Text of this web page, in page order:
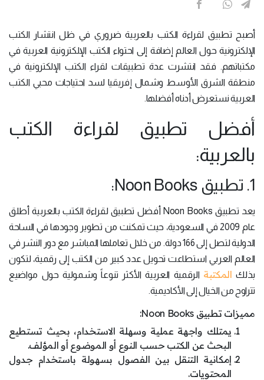
أصبح تطبيق لقراءة الكتب بالعربية ضروري في ظل انتشار الكتب
الإلكترونية حول العالم إضافة إلى احتواء الكتب الإلكترونية العربية في
مكتباتهم. فقد انتشرت عدة تطبيقات لقراء الكتب الإلكترونية في
منطقة الشرق الأوسط وشمال إفريقيا لسد احتياجات محبي الكتب
العربية نستعرض أدناه أفضلها.
أفضل تطبيق لقراءة الكتب
بالعربية:
1. تطبيق Noon Books:
يعد تطبيق Noon Books أفضل تطبيق لقراءة الكتب بالعربية أطلق
عام 2009 في السعودية، حيث تمكنت من تطوير وجودها في الساحة
الدولية لتصل إلى 166 دولة. من خلال تعاملها المباشر مع دور النشر في
العالم العربي استطاعت تحويل عدد كبير من الكتب إلى رقمية، لتكون
بذلك المكتبة الرقمية العربية الأكثر تنوعاً وشمولية حول مواضيع
تتراوح من الخيال إلى الأكاديمية.
مميزات تطبيق Noon Books:
يمتلك واجهة عملية وسهلة الاستخدام، بحيث تستطيع
البحث عن الكتب حسب النوع أو الموضوع أو المؤلف.
إمكانية التنقل بين الفصول بسهولة باستخدام جدول
المحتويات.